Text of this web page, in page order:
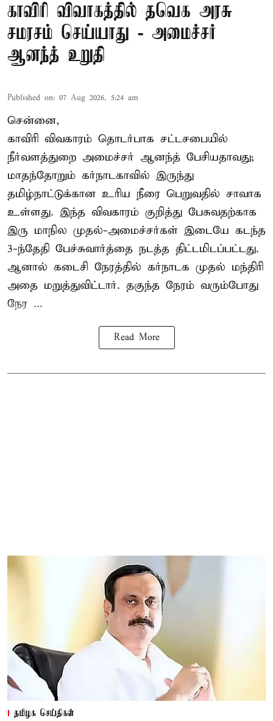
காவிரி விவாகத்தில் தவெக அரசு
சமரசம் செய்யாது - அமைச்சர்
ஆனந்த் உறுதி
Published on: 07 Aug 2026, 5:24 am
சென்னை,
காவிரி விவகாரம் தொடர்பாக சட்டசபையில்
நீர்வளத்துறை அமைச்சர் ஆனந்த் பேசியதாவது;
மாதந்தோறும் கர்நாடகாவில் இருந்து
தமிழ்நாட்டுக்கான உரிய நீரை பெறுவதில் சாவாக
உள்ளது. இந்த விவகாரம் குறித்து பேசுவதற்காக
இரு மாநில முதல்-அமைச்சர்கள் இடையே கடந்த
3-ந்தேதி பேச்சுவார்த்தை நடத்த திட்டமிடப்பட்டது.
ஆனால் கடைசி நேரத்தில் கர்நாடக முதல் மந்திரி
அதை மறுத்துவிட்டார். தகுந்த நேரம் வரும்போது
நேர ...
Read More
தமிழக செய்திகள்